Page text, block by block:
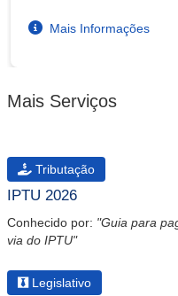
Mais Informações
Mais Serviços
Tributação
IPTU 2026
Conhecido por: "Guia para
via do IPTU"
Legislativo